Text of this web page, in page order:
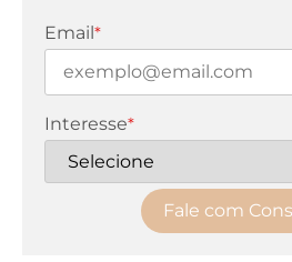
Email *
Interesse*
Fale com